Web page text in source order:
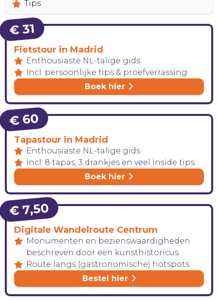
Tips
€ 31
Fietstour in Madrid
Enthousiaste NL-talige gids
Incl. persoonlijke tips & proefverrassing
Boek hier
€ 60
Tapastour in Madrid
Enthousiaste NL-talige gids
Incl. 8 tapas, 3 drankjes en veel inside tips
Boek hier
€ 7,50
Digitale Wandelroute Centrum
Monumenten en bezienswaardigheden
beschreven door een kunsthistoricus.
Route langs (gastronomische) hotspots.
Bestel hier